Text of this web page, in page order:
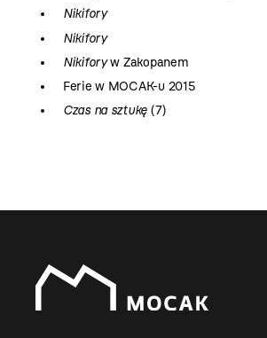
Nikifory
Nikifory
Nikiforyw Zakopanem
Ferie w MOCAK-u 2015
Czas na sztukę (7)